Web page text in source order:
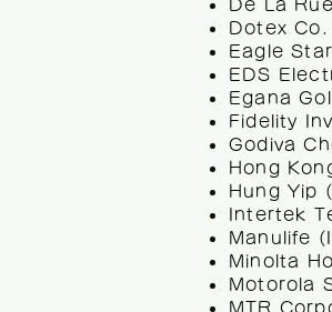
De La
Dotex
Eagle
EDS
Egana
Fidelity
Godiva
Hong
Hung Yip
Intertek
Manulife
Minolta
Motorola
MTR